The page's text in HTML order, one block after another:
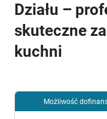
Działu –
skuteczne
kuchni
Możliwość